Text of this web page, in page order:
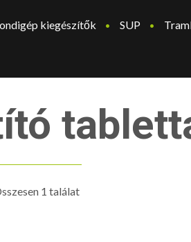
kiegészítők SUP
1 találat